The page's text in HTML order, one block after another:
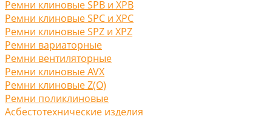
Ремни клиновые SPB и XPB
Ремни клиновые SPC и XPC
Ремни клиновые SPZ и XPZ
Ремни вариаторные
Ремни вентиляторные
Ремни клиновые AVX
Ремни клиновые Z(O)
Ремни поликлиновые
Асбестотехнические изделия